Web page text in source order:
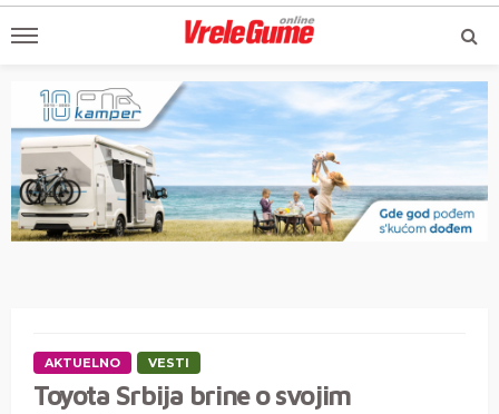
AKTUELNO VESTI
Toyota Srbija brine o svojim